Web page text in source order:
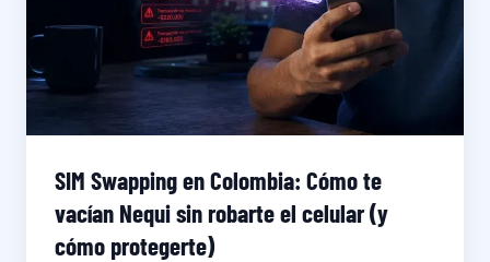
SIM Swapping en Colombia: Cómo te
vacían Nequi sin robarte el celular (y
cómo protegerte)